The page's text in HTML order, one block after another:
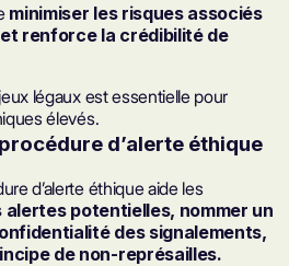
minimiser les risques associés
renforce la crédibilité de
légaux est essentielle pour
élevés.
d’alerte éthique
d’alerte éthique aide les
alertes potentielles, nommer un
des signalements,
de non-représailles.